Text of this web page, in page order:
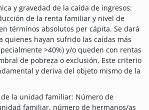
y gravedad de la caída de ingresos:
de la renta familiar y nivel de
términos absolutos per cápita. Se dará
quienes hayan sufrido las caídas más
>40%) y/o queden con rentas
de pobreza o exclusión. Este criterio
y deriva del objeto mismo de la
de la unidad familiar: Número de
familiar, número de hermanos/as